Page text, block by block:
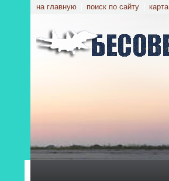
на главную поиск по сайту